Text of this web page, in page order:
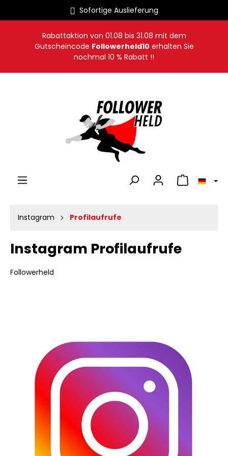
Sofortige Auslieferung
Rabattaktion von 01.08 bis 31.08 mit dem
Gutscheincode Followerheld10 erhalten Sie
nochmal 10 % Rabatt !!
Warenkorb
Instagram Profilaufrufe
Instagram Profilaufrufe
Followerheld